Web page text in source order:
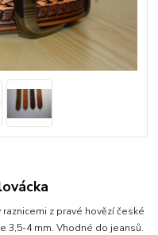
z pravé hovězí české
3,5-4 mm. Vhodné do jeansů.